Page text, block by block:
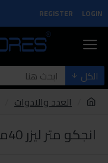
LOGIN
REGISTER
الكل
العدد والادوات
انجكو متر ليزر 40متر